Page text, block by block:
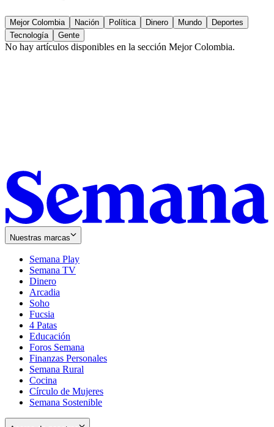
Mejor Colombia Nación Política Dinero Mundo
Deportes
Tecnología
Gente
No hay artículos disponibles en la sección Mejor Colombia.
Nuestras marcas
Semana Play
Semana TV
Dinero
Arcadia
Soho
in
new
window
Fucsia
in
new
window
4 Patas
Educación
Foros Semana
Finanzas Personales
Semana Rural
Cocina
Círculo de Mujeres
Semana Sostenible